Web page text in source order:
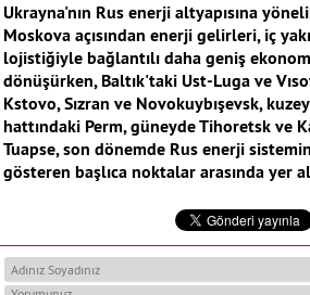
Ukrayna'nın Rus enerji altyapısına
Moskova açısından enerji gelirleri, iç
lojistiğiyle bağlantılı daha geniş
dönüşürken, Baltık'taki Ust-Luga ve
Kstovo, Sızran ve Novokuybışevsk,
hattındaki Perm, güneyde Tihoretsk ve
Tuapse, son dönemde Rus enerji
gösteren başlıca noktalar arasında yer